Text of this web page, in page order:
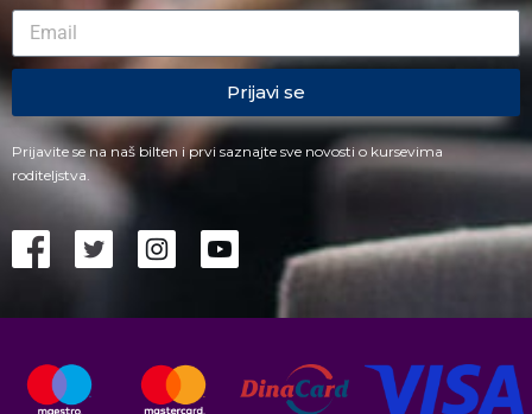
Prijavi se
Prijavite se na naš bilten i prvi saznajte sve novosti o kursevima
roditeljstva.